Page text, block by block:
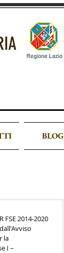
BLOG
FSE 2014-2020
la
I –